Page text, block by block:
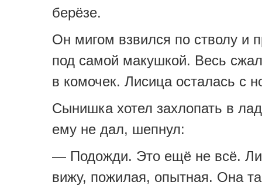
берёзе.
Он мигом взвился по стволу и
под самой макушкой. Весь
в комочек. Лисица осталась с
Сынишка хотел захлопать в
ему не дал, шепнул:
— Подожди. Это ещё не всё.
вижу, пожилая, опытная. Она